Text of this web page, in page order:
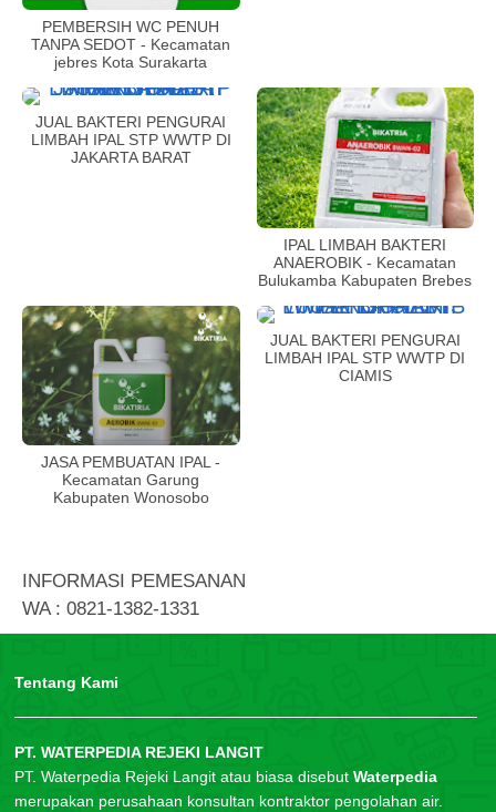
PEMBERSIH WC PENUH
TANPA SEDOT - Kecamatan
jebres Kota Surakarta
JUAL BAKTERI PENGURAI
LIMBAH IPAL STP WWTP DI
JAKARTA BARAT
IPAL LIMBAH BAKTERI
ANAEROBIK - Kecamatan
Bulukamba Kabupaten Brebes
JASA PEMBUATAN IPAL -
Kecamatan Garung
Kabupaten Wonosobo
JUAL BAKTERI PENGURAI
LIMBAH IPAL STP WWTP DI
CIAMIS
INFORMASI PEMESANAN
WA : 0821-1382-1331
Tentang Kami
PT. WATERPEDIA REJEKI LANGIT
PT. Waterpedia Rejeki Langit atau biasa disebut Waterpedia
merupakan perusahaan konsultan kontraktor pengolahan air.